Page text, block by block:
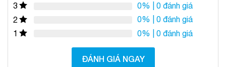
3
0% | 0 đánh giá
2
0% | 0 đánh giá
1
0% | 0 đánh giá
ĐÁNH GIÁ NGAY